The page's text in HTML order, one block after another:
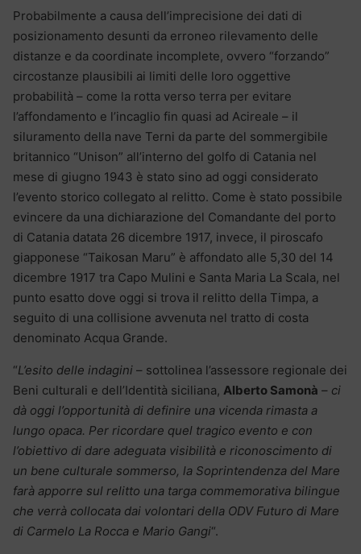
Probabilmente a causa dell’imprecisione dei dati di
posizionamento desunti da erroneo rilevamento delle
distanze e da coordinate incomplete, ovvero “forzando”
circostanze plausibili ai limiti delle loro oggettive
probabilità – come la rotta verso terra per evitare
l’affondamento e l’incaglio fin quasi ad Acireale – il
siluramento della nave Terni da parte del sommergibile
britannico “Unison” all’interno del golfo di Catania nel
mese di giugno 1943 è stato sino ad oggi considerato
l’evento storico collegato al relitto. Come è stato possibile
evincere da una dichiarazione del Comandante del porto
di Catania datata 26 dicembre 1917, invece, il piroscafo
giapponese “Taikosan Maru” è affondato alle 5,30 del 14
dicembre 1917 tra Capo Mulini e Santa Maria La Scala, nel
punto esatto dove oggi si trova il relitto della Timpa, a
seguito di una collisione avvenuta nel tratto di costa
denominato Acqua Grande.
“L’esito delle indagini – sottolinea l’assessore regionale dei
Beni culturali e dell’Identità siciliana, Alberto Samonà – ci
dà oggi l’opportunità di definire una vicenda rimasta a
lungo opaca. Per ricordare quel tragico evento e con
l’obiettivo di dare adeguata visibilità e riconoscimento di
un bene culturale sommerso, la Soprintendenza del Mare
farà apporre sul relitto una targa commemorativa bilingue
che verrà collocata dai volontari della ODV Futuro di Mare
di Carmelo La Rocca e Mario Gangi“.